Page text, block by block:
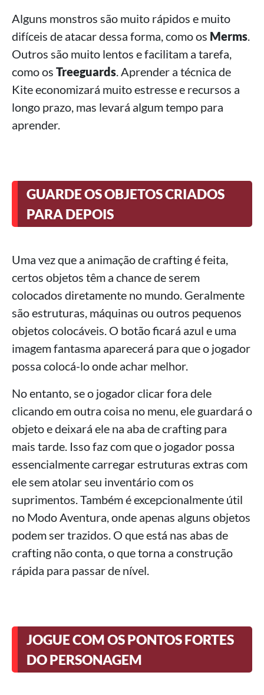
Alguns monstros são muito rápidos e muito
difíceis de atacar dessa forma, como os Merms.
Outros são muito lentos e facilitam a tarefa,
como os Treeguards. Aprender a técnica de
Kite economizará muito estresse e recursos a
longo prazo, mas levará algum tempo para
aprender.
GUARDE OS OBJETOS CRIADOS
PARA DEPOIS
Uma vez que a animação de crafting é feita,
certos objetos têm a chance de serem
colocados diretamente no mundo. Geralmente
são estruturas, máquinas ou outros pequenos
objetos colocáveis. O botão ficará azul e uma
imagem fantasma aparecerá para que o jogador
possa colocá-lo onde achar melhor.
No entanto, se o jogador clicar fora dele
clicando em outra coisa no menu, ele guardará o
objeto e deixará ele na aba de crafting para
mais tarde. Isso faz com que o jogador possa
essencialmente carregar estruturas extras com
ele sem atolar seu inventário com os
suprimentos. Também é excepcionalmente útil
no Modo Aventura, onde apenas alguns objetos
podem ser trazidos. O que está nas abas de
crafting não conta, o que torna a construção
rápida para passar de nível.
JOGUE COM OS PONTOS FORTES
DO PERSONAGEM